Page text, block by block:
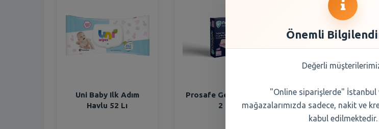
Uni Baby Ilk Adım
Havlu 52 Lı
Prosafe Gece Külodu
2 Li
Vileda Cam Bezi 2
Önemli
Değerli
"Online siparişlerde" İstanbul
mağazalarımızda sadece, nakit ve
kabul edilmektedir.